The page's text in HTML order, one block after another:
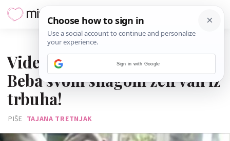
Video o kojem svi pričaju:
Beba svom snagom želi van iz
trbuha!
PIŠE TAJANA TRETNJAK
Sign in with Google